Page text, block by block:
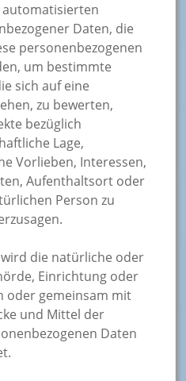
automatisierten
Daten, die
personenbezogenen
um bestimmte
sich auf eine
zu bewerten,
bezüglich
Lage,
Vorlieben, Interessen,
Aufenthaltsort oder
Person zu
die natürliche oder
Einrichtung oder
oder gemeinsam mit
und Mittel der
Daten